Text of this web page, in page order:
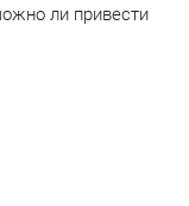
ли привести